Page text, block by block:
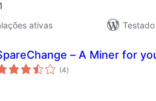
ativas
– A Miner for
(4total
de
)